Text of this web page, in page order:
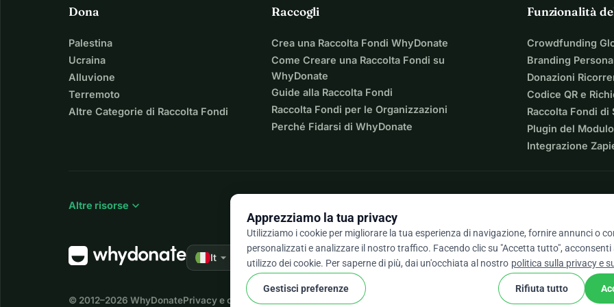
Ci auguriamo che questa azione sarà ampiamente sostenuta dal nostro settore, dalle altre associazioni feline,
dagli allevatori e dagli appassionati.
```
Dona
Palestina
Ucraina
Alluvione
Terremoto
Altre Categorie di Raccolta Fondi
Raccogli
Crea una Raccolta Fondi WhyDonate
Come Creare una Raccolta Fondi su
WhyDonate
Guide alla Raccolta Fondi
Raccolta Fondi per le Organizzazioni
Perché Fidarsi di WhyDonate
Funzionalità
Crowdfunding
Branding
Donazioni
Codice QR e
Raccolta Fondi di
Plugin del
Integrazione
Altre risorse expand_more
It arrow_drop_down ★★★★★ 4,9 / 5 basato su oltre 500 recensioni
© 2012–2026 WhyDonatePrivacy e cookieTermini e condizioni cookieImpostazioni Cookie
Apprezziamo la tua privacy
Utilizziamo i cookie per migliorare la tua esperienza di navigazione, fornire annunci o
personalizzati e analizzare il nostro traffico. Facendo clic su "Accetta tutto",
utilizzo dei cookie. Per saperne di più, dai un'occhiata al nostro politica sulla privacy e
Gestisci preferenze Rifiuta tutto